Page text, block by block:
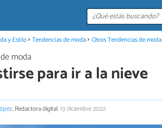
y Estilo Tendencias de moda Otros Tendencias de moda
moda
para ir a la nieve
, Redactora digital.13 diciembre 2022